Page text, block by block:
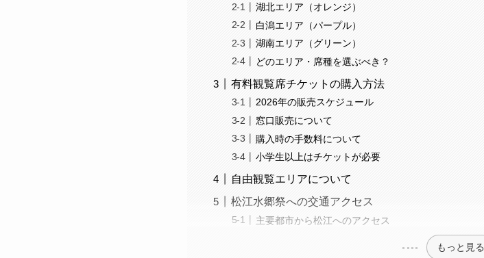
湖北エリア（オレンジ）
白潟エリア（パープル）
湖南エリア（グリーン）
どのエリア・席種を選ぶべき？
有料観覧席チケットの購入方法
2026年の販売スケジュール
窓口販売について
購入時の手数料について
小学生以上はチケットが必要
自由観覧エリアについて
松江水郷祭への交通アクセス
主要都市から松江へのアクセス
もっと見る